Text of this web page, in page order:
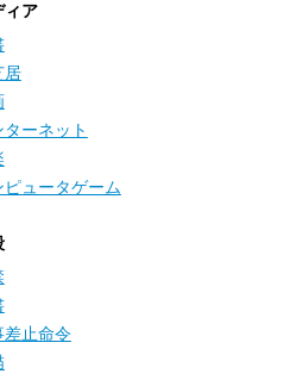
ィア
居
ターネット
ピュータゲーム
差止命令